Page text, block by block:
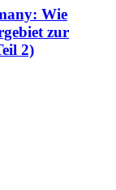
Wie
zur
2)